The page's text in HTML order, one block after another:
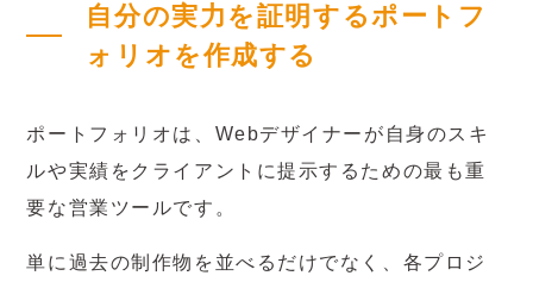
自分の実力を証明するポートフ
ォリオを作成する
ポートフォリオは、Webデザイナーが自身のスキ
ルや実績をクライアントに提示するための最も重
要な営業ツールです。
単に過去の制作物を並べるだけでなく、各プロジ